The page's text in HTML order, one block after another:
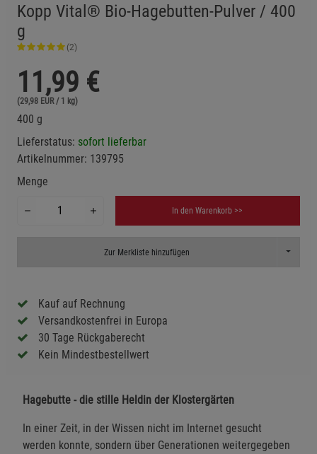
Kopp Vital® Bio-Hagebutten-Pulver / 400
g
(2)
11,99 €
(29,98 EUR / 1 kg)
400 g
Lieferstatus: sofort lieferbar
Artikelnummer: 139795
Menge
In den Warenkorb >>
Zur Merkliste hinzufügen Toggle
Kauf auf Rechnung
Versandkostenfrei in Europa
30 Tage Rückgaberecht
Kein Mindestbestellwert
Hagebutte - die stille Heldin der Klostergärten
In einer Zeit, in der Wissen nicht im Internet gesucht
werden konnte, sondern über Generationen weitergegeben